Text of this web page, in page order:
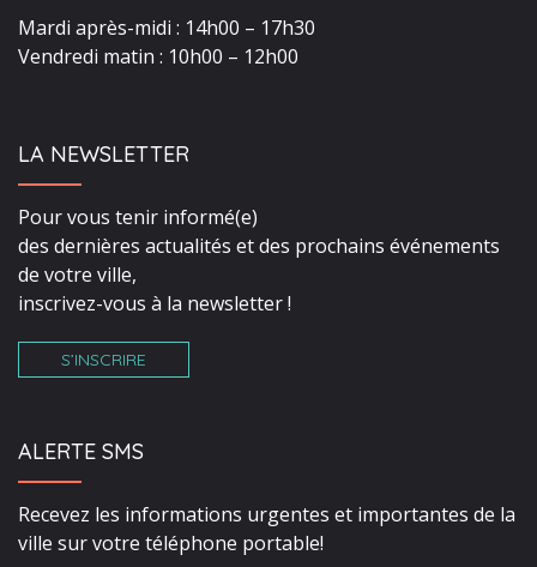
Mardi après-midi : 14h00 – 17h30
Vendredi matin : 10h00 – 12h00
LA NEWSLETTER
Pour vous tenir informé(e)
des dernières actualités et des prochains événements
de votre ville,
inscrivez-vous à la newsletter !
S’INSCRIRE
ALERTE SMS
Recevez les informations urgentes et importantes de la
ville sur votre téléphone portable!